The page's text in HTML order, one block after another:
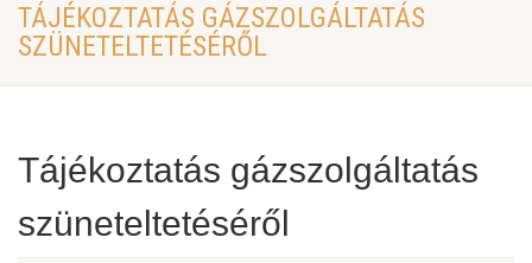
TÁJÉKOZTATÁS GÁZSZOLGÁLTATÁS
SZÜNETELTETÉSÉRŐL
Tájékoztatás gázszolgáltatás
szüneteltetéséről